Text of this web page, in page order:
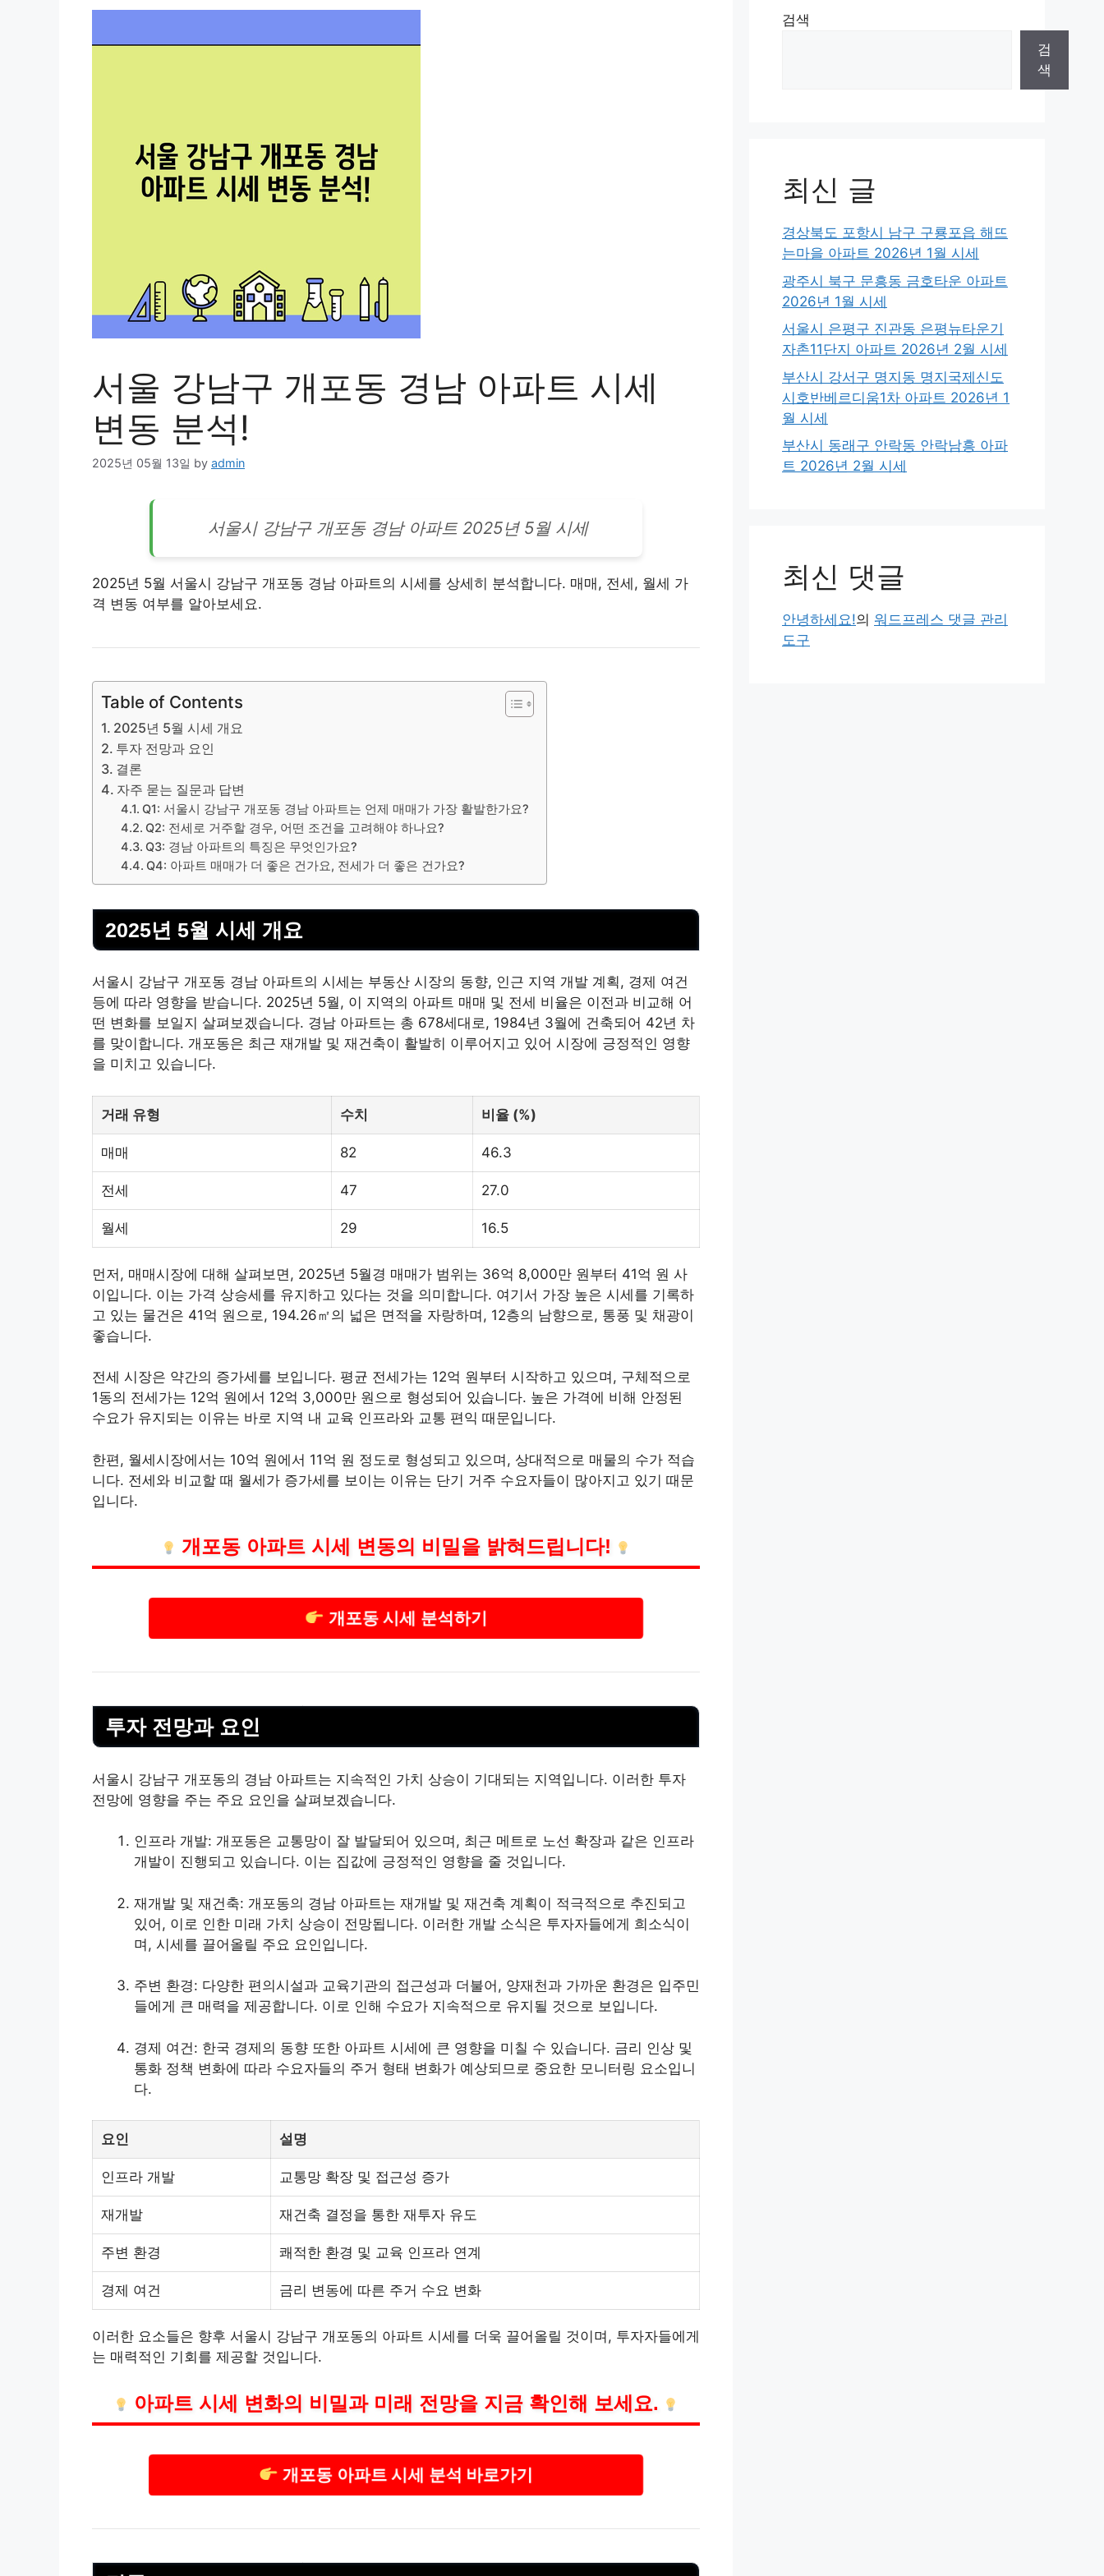
서울 강남구 개포동 경남 아파트 시세
변동 분석!
2025년 05월 13일 by admin
서울시 강남구 개포동 경남 아파트 2025년 5월 시세
2025년 5월 서울시 강남구 개포동 경남 아파트의 시세를 상세히 분석합니다. 매매, 전세, 월세 가
격 변동 여부를 알아보세요.
Table of Contents
2025년 5월 시세 개요
투자 전망과 요인
결론
자주 묻는 질문과 답변
Q1: 서울시 강남구 개포동 경남 아파트는 언제 매매가 가장 활발한가요?
Q2: 전세로 거주할 경우, 어떤 조건을 고려해야 하나요?
Q3: 경남 아파트의 특징은 무엇인가요?
Q4: 아파트 매매가 더 좋은 건가요, 전세가 더 좋은 건가요?
2025년 5월 시세 개요
서울시 강남구 개포동 경남 아파트의 시세는 부동산 시장의 동향, 인근 지역 개발 계획, 경제 여건
등에 따라 영향을 받습니다. 2025년 5월, 이 지역의 아파트 매매 및 전세 비율은 이전과 비교해 어
떤 변화를 보일지 살펴보겠습니다. 경남 아파트는 총 678세대로, 1984년 3월에 건축되어 42년 차
를 맞이합니다. 개포동은 최근 재개발 및 재건축이 활발히 이루어지고 있어 시장에 긍정적인 영향
을 미치고 있습니다.
거래 유형 수치 비율 (%)
매매 82 46.3
전세 47 27.0
월세 29 16.5
먼저, 매매시장에 대해 살펴보면, 2025년 5월경 매매가 범위는 36억 8,000만 원부터 41억 원 사
이입니다. 이는 가격 상승세를 유지하고 있다는 것을 의미합니다. 여기서 가장 높은 시세를 기록하
고 있는 물건은 41억 원으로, 194.26㎡의 넓은 면적을 자랑하며, 12층의 남향으로, 통풍 및 채광이
좋습니다.
전세 시장은 약간의 증가세를 보입니다. 평균 전세가는 12억 원부터 시작하고 있으며, 구체적으로
1동의 전세가는 12억 원에서 12억 3,000만 원으로 형성되어 있습니다. 높은 가격에 비해 안정된
수요가 유지되는 이유는 바로 지역 내 교육 인프라와 교통 편익 때문입니다.
한편, 월세시장에서는 10억 원에서 11억 원 정도로 형성되고 있으며, 상대적으로 매물의 수가 적습
니다. 전세와 비교할 때 월세가 증가세를 보이는 이유는 단기 거주 수요자들이 많아지고 있기 때문
입니다.
개포동 아파트 시세 변동의 비밀을 밝혀드립니다!
개포동 시세 분석하기
투자 전망과 요인
서울시 강남구 개포동의 경남 아파트는 지속적인 가치 상승이 기대되는 지역입니다. 이러한 투자
전망에 영향을 주는 주요 요인을 살펴보겠습니다.
인프라 개발: 개포동은 교통망이 잘 발달되어 있으며, 최근 메트로 노선 확장과 같은 인프라
개발이 진행되고 있습니다. 이는 집값에 긍정적인 영향을 줄 것입니다.
재개발 및 재건축: 개포동의 경남 아파트는 재개발 및 재건축 계획이 적극적으로 추진되고
있어, 이로 인한 미래 가치 상승이 전망됩니다. 이러한 개발 소식은 투자자들에게 희소식이
며, 시세를 끌어올릴 주요 요인입니다.
주변 환경: 다양한 편의시설과 교육기관의 접근성과 더불어, 양재천과 가까운 환경은 입주민
들에게 큰 매력을 제공합니다. 이로 인해 수요가 지속적으로 유지될 것으로 보입니다.
경제 여건: 한국 경제의 동향 또한 아파트 시세에 큰 영향을 미칠 수 있습니다. 금리 인상 및
통화 정책 변화에 따라 수요자들의 주거 형태 변화가 예상되므로 중요한 모니터링 요소입니
다.
요인 설명
인프라 개발 교통망 확장 및 접근성 증가
재개발 재건축 결정을 통한 재투자 유도
주변 환경 쾌적한 환경 및 교육 인프라 연계
경제 여건 금리 변동에 따른 주거 수요 변화
이러한 요소들은 향후 서울시 강남구 개포동의 아파트 시세를 더욱 끌어올릴 것이며, 투자자들에게
는 매력적인 기회를 제공할 것입니다.
아파트 시세 변화의 비밀과 미래 전망을 지금 확인해 보세요.
개포동 아파트 시세 분석 바로가기
검색
검
색
최신 글
경상북도 포항시 남구 구룡포읍 해뜨
는마을 아파트 2026년 1월 시세
광주시 북구 문흥동 금호타운 아파트
2026년 1월 시세
서울시 은평구 진관동 은평뉴타운기
자촌11단지 아파트 2026년 2월 시세
부산시 강서구 명지동 명지국제신도
시호반베르디움1차 아파트 2026년 1
월 시세
부산시 동래구 안락동 안락남흥 아파
트 2026년 2월 시세
최신 댓글
안녕하세요!의 워드프레스 댓글 관리
도구